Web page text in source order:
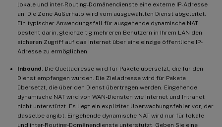
lokale und inter-Routing-Domänendienste eine externe IP-Adresse
an. Die Zone Außerhalb wird vom ausgewählten Dienst abgeleitet.
Ein typischer Anwendungsfall für ausgehende dynamische NAT
besteht darin, gleichzeitig mehreren Benutzern in Ihrem LAN den
sicheren Zugriff auf das Internet über eine einzige öffentliche IP-
Adresse zu ermöglichen.
Inbound: Die Quelladresse wird für Pakete übersetzt, die für den
Dienst empfangen wurden. Die Zieladresse wird für Pakete
übersetzt, die über den Dienst übertragen werden. Eingehende
dynamische NAT wird von WAN-Diensten wie Internet und Intranet
nicht unterstützt. Es liegt ein expliziter Überwachungsfehler vor, der
dasselbe angibt. Eingehende dynamische NAT wird nur für lokale
und inter-Routing-Domänendienste unterstützt. Geben Sie eine